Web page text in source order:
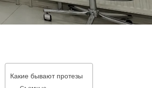
Какие бывают протезы